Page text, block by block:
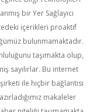
bir Yer Sağlayıcı
içerikleri proaktif
bulunmamaktadır.
taşımakta olup,
sayılırlar. Bu internet
ile hiçbir bağlantısı
makaleler